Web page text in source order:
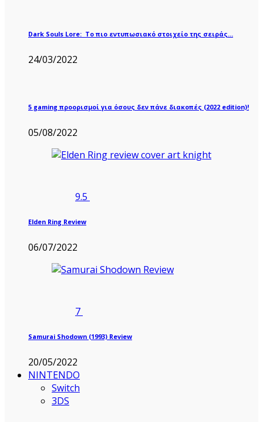
Dark Souls Lore: Το πιο εντυπωσιακό στοιχείο της σειράς…
24/03/2022
5 gaming προορισμοί για όσους δεν πάνε διακοπές (2022 edition)!
05/08/2022
9.5
Elden Ring Review
06/07/2022
7
Samurai Shodown (1993) Review
20/05/2022
NINTENDO
Switch
3DS